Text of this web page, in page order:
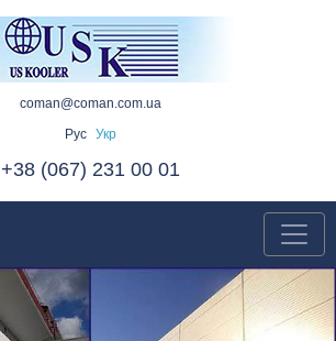
coman@coman.com.ua
Рус
Укр
+38 (067) 231 00 01